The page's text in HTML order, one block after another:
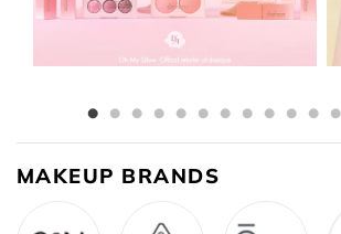
MAKEUP BRANDS